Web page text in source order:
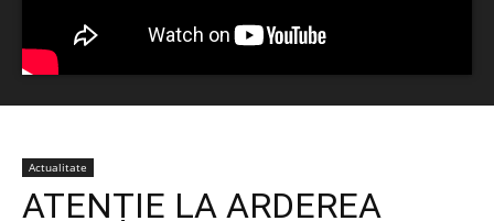
Actualitate
ATENȚIE LA ARDEREA